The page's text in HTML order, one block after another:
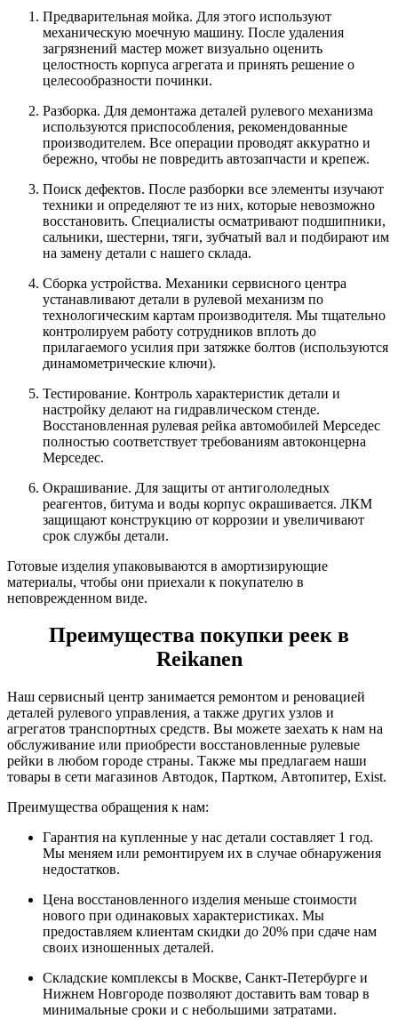
Предварительная мойка. Для этого используют
механическую моечную машину. После удаления
загрязнений мастер может визуально оценить
целостность корпуса агрегата и принять решение о
целесообразности починки.
Разборка. Для демонтажа деталей рулевого механизма
используются приспособления, рекомендованные
производителем. Все операции проводят аккуратно и
бережно, чтобы не повредить автозапчасти и крепеж.
Поиск дефектов. После разборки все элементы изучают
техники и определяют те из них, которые невозможно
восстановить. Специалисты осматривают подшипники,
сальники, шестерни, тяги, зубчатый вал и подбирают им
на замену детали с нашего склада.
Сборка устройства. Механики сервисного центра
устанавливают детали в рулевой механизм по
технологическим картам производителя. Мы тщательно
контролируем работу сотрудников вплоть до
прилагаемого усилия при затяжке болтов (используются
динамометрические ключи).
Тестирование. Контроль характеристик детали и
настройку делают на гидравлическом стенде.
Восстановленная рулевая рейка автомобилей Мерседес
полностью соответствует требованиям автоконцерна
Мерседес.
Окрашивание. Для защиты от антигололедных
реагентов, битума и воды корпус окрашивается. ЛКМ
защищают конструкцию от коррозии и увеличивают
срок службы детали.
Готовые изделия упаковываются в амортизирующие
материалы, чтобы они приехали к покупателю в
неповрежденном виде.
Преимущества покупки реек в
Reikanen
Наш сервисный центр занимается ремонтом и реновацией
деталей рулевого управления, а также других узлов и
агрегатов транспортных средств. Вы можете заехать к нам на
обслуживание или приобрести восстановленные рулевые
рейки в любом городе страны. Также мы предлагаем наши
товары в сети магазинов Автодок, Партком, Автопитер, Exist.
Преимущества обращения к нам:
Гарантия на купленные у нас детали составляет 1 год.
Мы меняем или ремонтируем их в случае обнаружения
недостатков.
Цена восстановленного изделия меньше стоимости
нового при одинаковых характеристиках. Мы
предоставляем клиентам скидки до 20% при сдаче нам
своих изношенных деталей.
Складские комплексы в Москве, Санкт-Петербурге и
Нижнем Новгороде позволяют доставить вам товар в
минимальные сроки и с небольшими затратами.